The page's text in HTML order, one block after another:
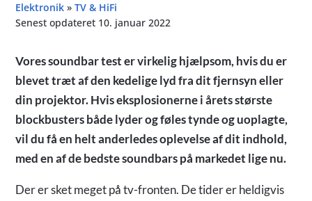
Elektronik »TV & HiFi
Senest opdateret 10. januar 2022
Vores soundbar test er virkelig hjælpsom, hvis du er
blevet træt af den kedelige lyd fra dit fjernsyn eller
din projektor. Hvis eksplosionerne i årets største
blockbusters både lyder og føles tynde og uoplagte,
vil du få en helt anderledes oplevelse af dit indhold,
med en af de bedste soundbars på markedet lige nu.
Der er sket meget på tv-fronten. De tider er heldigvis